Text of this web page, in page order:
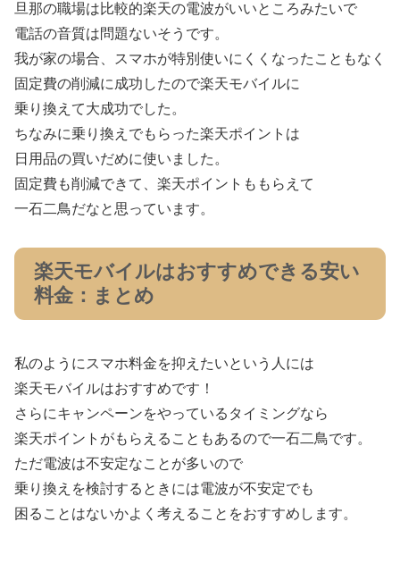
旦那の職場は比較的楽天の電波がいいところみたいで
電話の音質は問題ないそうです。
我が家の場合、スマホが特別使いにくくなったこともなく
固定費の削減に成功したので楽天モバイルに
乗り換えて大成功でした。
ちなみに乗り換えでもらった楽天ポイントは
日用品の買いだめに使いました。
固定費も削減できて、楽天ポイントももらえて
一石二鳥だなと思っています。
楽天モバイルはおすすめできる安い
料金：まとめ
私のようにスマホ料金を抑えたいという人には
楽天モバイルはおすすめです！
さらにキャンペーンをやっているタイミングなら
楽天ポイントがもらえることもあるので一石二鳥です。
ただ電波は不安定なことが多いので
乗り換えを検討するときには電波が不安定でも
困ることはないかよく考えることをおすすめします。